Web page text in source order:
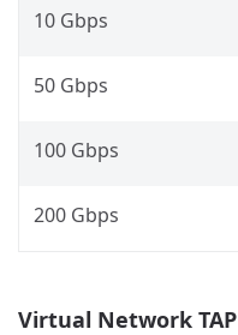
10 Gbps
50 Gbps
100 Gbps
200 Gbps
Virtual Network TAP